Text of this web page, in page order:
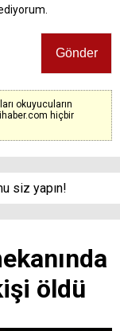
okuyucuların
hiçbir
siz yapın!
öldü